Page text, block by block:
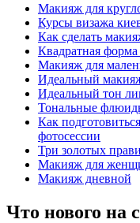
Макияж для
Курсы визажа
Как сделать
Квадратная
Макияж для
Идеальный
Идеальный тон
Тональные
Как
фотосессии
Три золотых
Макияж для
Макияж дневной
Что нового на